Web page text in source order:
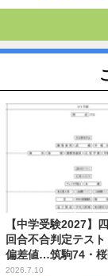
【中学受験2027】
回合不合判定テスト
偏差値…筑駒74・桜
2026.7.10